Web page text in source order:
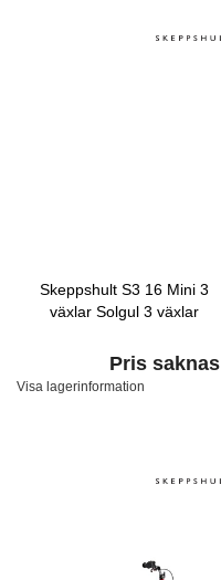
Skeppshult S3 16 Mini 3
växlar Solgul 3 växlar
Pris saknas
Visa lagerinformation